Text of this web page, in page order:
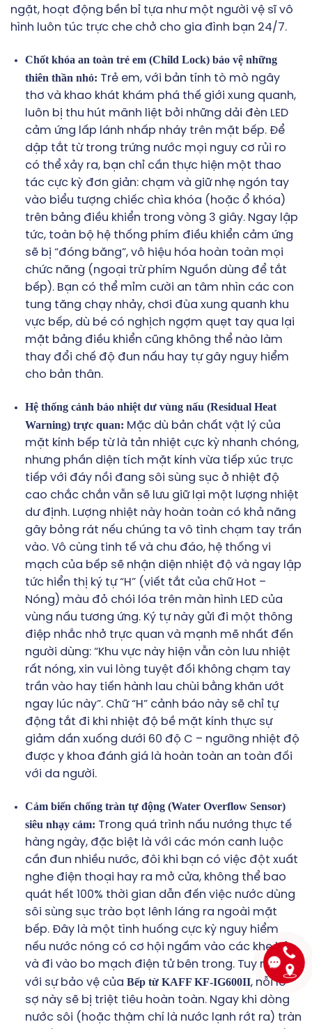
ngặt, hoạt động bền bỉ tựa như một người vệ sĩ vô
hình luôn túc trực che chở cho gia đình bạn 24/7.
Chốt khóa an toàn trẻ em (Child Lock) bảo vệ những
thiên thần nhỏ: Trẻ em, với bản tính tò mò ngây
thơ và khao khát khám phá thế giới xung quanh,
luôn bị thu hút mãnh liệt bởi những dải đèn LED
cảm ứng lấp lánh nhấp nháy trên mặt bếp. Để
dập tắt từ trong trứng nước mọi nguy cơ rủi ro
có thể xảy ra, bạn chỉ cần thực hiện một thao
tác cực kỳ đơn giản: chạm và giữ nhẹ ngón tay
vào biểu tượng chiếc chìa khóa (hoặc ổ khóa)
trên bảng điều khiển trong vòng 3 giây. Ngay lập
tức, toàn bộ hệ thống phím điều khiển cảm ứng
sẽ bị “đóng băng”, vô hiệu hóa hoàn toàn mọi
chức năng (ngoại trừ phím Nguồn dùng để tắt
bếp). Bạn có thể mỉm cười an tâm nhìn các con
tung tăng chạy nhảy, chơi đùa xung quanh khu
vực bếp, dù bé có nghịch ngợm quẹt tay qua lại
mặt bảng điều khiển cũng không thể nào làm
thay đổi chế độ đun nấu hay tự gây nguy hiểm
cho bản thân.
Hệ thống cảnh báo nhiệt dư vùng nấu (Residual Heat
Warning) trực quan: Mặc dù bản chất vật lý của
mặt kính bếp từ là tản nhiệt cực kỳ nhanh chóng,
nhưng phần diện tích mặt kính vừa tiếp xúc trực
tiếp với đáy nồi đang sôi sùng sục ở nhiệt độ
cao chắc chắn vẫn sẽ lưu giữ lại một lượng nhiệt
dư định. Lượng nhiệt này hoàn toàn có khả năng
gây bỏng rát nếu chúng ta vô tình chạm tay trần
vào. Vô cùng tinh tế và chu đáo, hệ thống vi
mạch của bếp sẽ nhận diện nhiệt độ và ngay lập
tức hiển thị ký tự “H” (viết tắt của chữ Hot –
Nóng) màu đỏ chói lóa trên màn hình LED của
vùng nấu tương ứng. Ký tự này gửi đi một thông
điệp nhắc nhở trực quan và mạnh mẽ nhất đến
người dùng: “Khu vực này hiện vẫn còn lưu nhiệt
rất nóng, xin vui lòng tuyệt đối không chạm tay
trần vào hay tiến hành lau chùi bằng khăn ướt
ngay lúc này”. Chữ “H” cảnh báo này sẽ chỉ tự
động tắt đi khi nhiệt độ bề mặt kính thực sự
giảm dần xuống dưới 60 độ C – ngưỡng nhiệt độ
được y khoa đánh giá là hoàn toàn an toàn đối
với da người.
Cảm biến chống tràn tự động (Water Overflow Sensor)
siêu nhạy cảm: Trong quá trình nấu nướng thực tế
hàng ngày, đặc biệt là với các món canh luộc
cần đun nhiều nước, đôi khi bạn có việc đột xuất
nghe điện thoại hay ra mở cửa, không thể bao
quát hết 100% thời gian dẫn đến việc nước dùng
sôi sùng sục trào bọt lênh láng ra ngoài mặt
bếp. Đây là một tình huống cực kỳ nguy hiểm
nếu nước nóng có cơ hội ngấm vào các khe hở
và đi vào bo mạch điện tử bên trong. Tuy nhiên,
với sự bảo vệ của Bếp từ KAFF KF-IG600II, nỗi lo
sợ này sẽ bị triệt tiêu hoàn toàn. Ngay khi dòng
nước sôi (hoặc thậm chí là nước lạnh rớt ra) tràn